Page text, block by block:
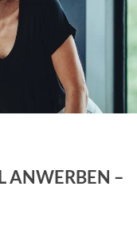
ANWERBEN –